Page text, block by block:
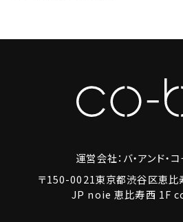
運営会社：バ・アンド・
〒150-0021東京都渋谷区恵比
JP noie 恵比寿西 1F